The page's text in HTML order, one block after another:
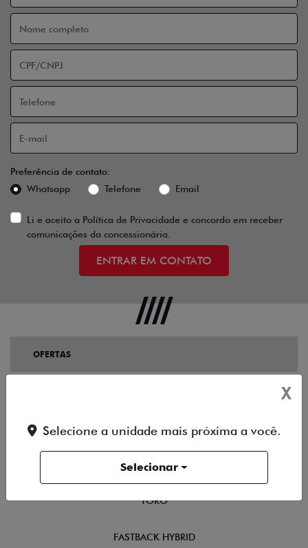
Preferência de contato:
Whatsapp
Telefone Email
Li e aceito a Política de Privacidade e concordo em receber
comunicações da concessionária.
ENTRAR EM CONTATO
OFERTAS
TITANO
STRADA
TORO
FASTBACK HYBRID
X
Selecione a unidade mais próxima a você.
Selecionar